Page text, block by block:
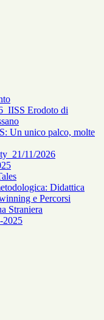
Erodoto di
Un unico palco, molte
11/2026
Didattica
e Percorsi
Straniera
2025